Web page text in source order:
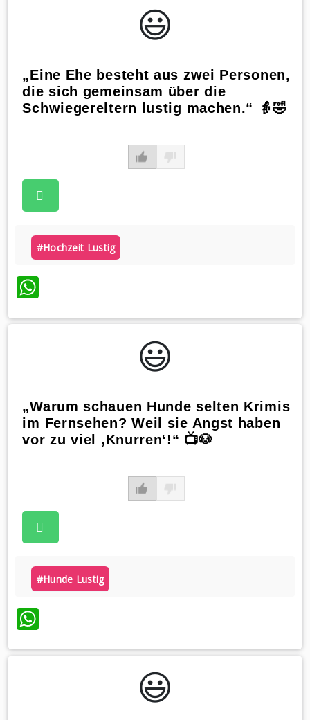
😃️
„Eine Ehe besteht aus zwei Personen,
die sich gemeinsam über die
Schwiegereltern lustig machen.“ 👵🤣
#hochzeit Lustig
WhatsApp
😃️
„Warum schauen Hunde selten Krimis
im Fernsehen? Weil sie Angst haben
vor zu viel ‚Knurren‘!“ 📺🐶
#hunde Lustig
WhatsApp
😃️